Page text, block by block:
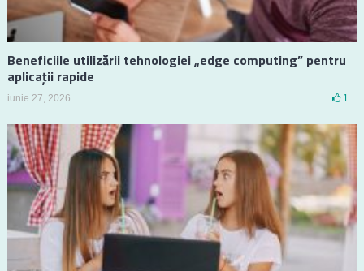
Beneficiile utilizării tehnologiei „edge computing” pentru
aplicații rapide
iunie 27, 2026 1